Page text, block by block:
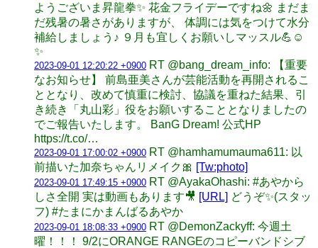
ようございま昇龍拳✨ 花金フライデーですね🌼 まだま
だ残暑の暑さがありますが、 体調には気をつけて水分
補給しましょう♪ ９月も宜しくお願いしマッスル💪☺️
✨
2023-09-01 12:20:22 +0900 RT @bang_dream_info: 【重要
なお知らせ】 前島亜美さんが芸能活動を再開されるこ
ととなり、改めて慎重に検討、協議を重ねた結果、引
き続き「丸山彩」役をお願いすることとなりましたの
でご報告いたします。 BanG Dream! 公式HP
https://t.co/…
2023-09-01 17:00:02 +0900 RT @hamhamumauma611: 以
前描いた加奈ちゃんリメイク🎀 [Tw:photo]
2023-09-01 17:49:15 +0900 RT @AyakaOhashi: #あやから
しさ全開 実は動画もあります🎥 [URL] どうぞ✨(スタッ
フ) #たまにかまんばるあやか
2023-09-01 18:08:33 +0900 RT @DemonZackyff: 今週土
曜！！！ 9/2にORANGE RANGEのコピーバンドシブ